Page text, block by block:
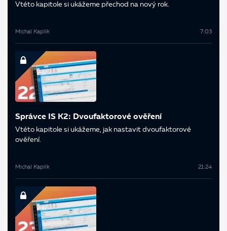
V této kapitole si ukážeme přechod na nový rok.
Michal Kaplík 7:03
Správce IS K2: Dvoufaktorové ověření
V této kapitole si ukážeme, jak nastavit dvoufaktorové
ověření.
Michal Kaplík 21:24